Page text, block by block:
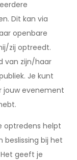
Dit kan via
openbare
zij optreedt.
van zijn/haar
Je kunt
jouw evenement
optredens helpt
beslissing bij het
geeft je